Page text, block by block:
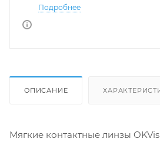
Подробнее
ОПИСАНИЕ
Мягкие контактные линзы